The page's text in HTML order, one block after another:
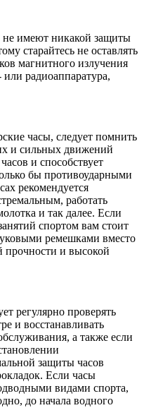
не имеют никакой защиты
старайтесь не оставлять
магнитного излучения
радиоаппаратура,
часы, следует помнить
и сильных движений
и способствует
бы противоударными
рекомендуется
работать
и так далее. Если
спортом вам стоит
ремешками вместо
и высокой
регулярно проверять
и восстанавливать
а также если
защиты часов
Если часы
видами спорта,
до начала водного